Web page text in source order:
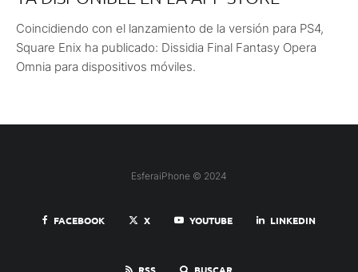
Coincidiendo con el lanzamiento de la versión para PS4,
Square Enix ha publicado: Dissidia Final Fantasy Opera
Omnia para dispositivos móviles.
EsferaiPhone © 2024
FACEBOOK X YOUTUBE LINKEDIN
RSS BUSCAR